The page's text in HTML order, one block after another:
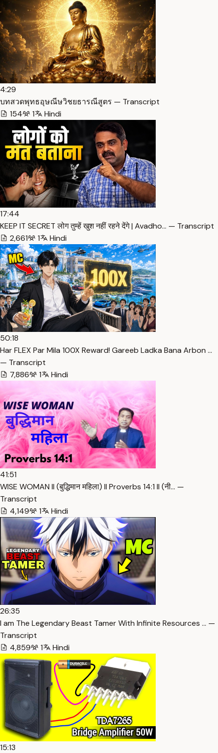
4:29
บทสวดพุทธอุษณีษวิชยธารณีสูตร — Transcript
154
1 Hindi
17:44
KEEP IT SECRET लोग तुम्हें खुश नहीं रहने देंगे | Avadho… — Transcript
2,661
1 Hindi
50:18
Har FLEX Par Mila 100X Reward! Gareeb Ladka Bana Arbon …
— Transcript
7,886
1 Hindi
41:51
WISE WOMAN ll (बुद्धिमान महिला) ll Proverbs 14:1 ll (नी… —
Transcript
4,149
1 Hindi
26:35
I am The Legendary Beast Tamer With Infinite Resources … —
Transcript
4,859
1 Hindi
15:13